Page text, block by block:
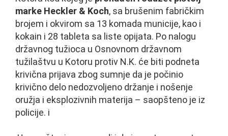
marke Heckler & Koch, sa brušenim fabričkim
brojem i okvirom sa 13 komada municije, kao i
kokain i 28 tableta sa liste opijata. Po nalogu
državnog tužioca u Osnovnom državnom
tužilaštvu u Kotoru protiv N.K. će biti podneta
krivična prijava zbog sumnje da je počinio
krivično delo nedozvoljeno držanje i nošenje
oružja i eksplozivnih materija – saopšteno je iz
policije. i